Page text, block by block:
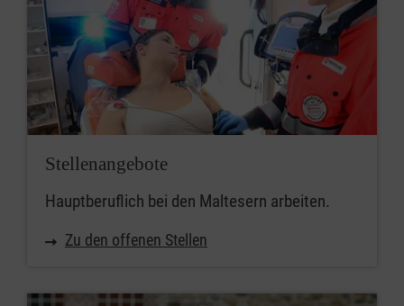
Stellenangebote
Hauptberuflich bei den Maltesern arbeiten.
Zu den offenen Stellen